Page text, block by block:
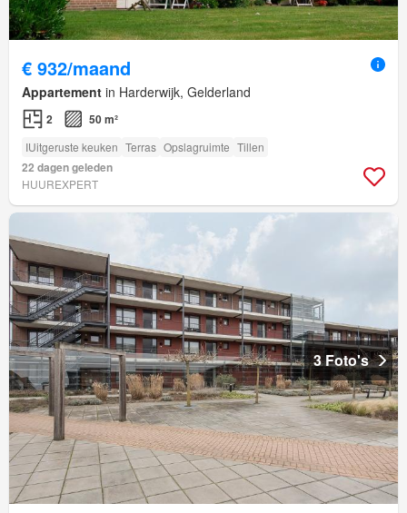
€ 932/maand
Appartement in Harderwijk, Gelderland
2 50 m²
IUitgeruste keuken Terras Opslagruimte Tillen
22 dagen geleden
HUUREXPERT
3 Foto's